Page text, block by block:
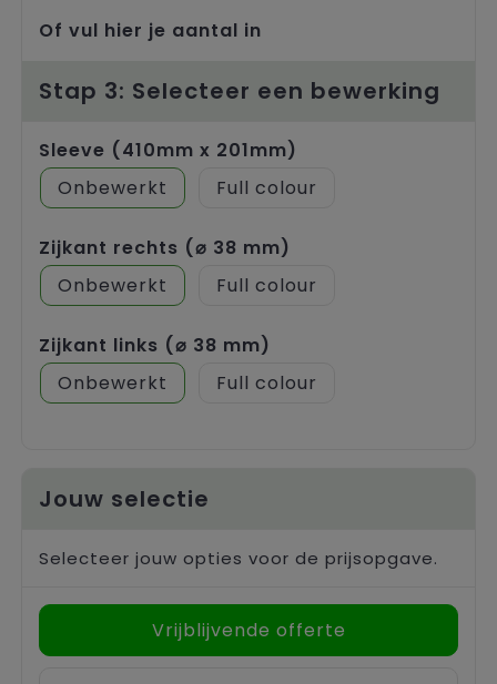
Of vul hier je aantal in
Stap 3: Selecteer een bewerking
Sleeve (410mm x 201mm)
Onbewerkt
Full colour
Zijkant rechts (⌀ 38 mm)
Onbewerkt
Full colour
Zijkant links (⌀ 38 mm)
Onbewerkt
Full colour
Jouw selectie
Selecteer jouw opties voor de prijsopgave.
Vrijblijvende offerte